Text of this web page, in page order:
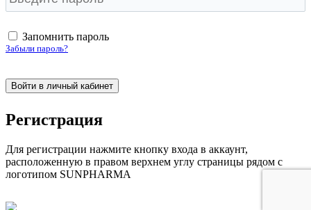
Запомнить пароль
Забыли пароль?
Pегистрация
Для регистрации нажмите кнопку входа в аккаунт,
расположенную в правом верхнем углу страницы рядом с
логотипом SUNPHARMA